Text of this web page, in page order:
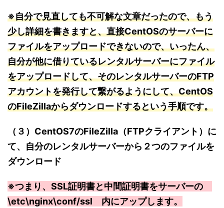
※自分で見直しても不可解な文章だったので、もう
少し詳細を書きますと、直接CentOSのサーバーに
ファイルをアップロードできないので、いったん、
自分が他に借りているレンタルサーバーにファイル
をアップロードして、そのレンタルサーバーのFTP
アカウントを発行して繋がるようにして、CentOS
のFileZillaからダウンロードするという手順です。
（３）CentOS7のFileZilla（FTPクライアント）に
て、自分のレンタルサーバーから２つのファイルを
ダウンロード
※つまり、SSL証明書と中間証明書をサーバーの
\etc\nginx\conf/ssl 内にアップします。